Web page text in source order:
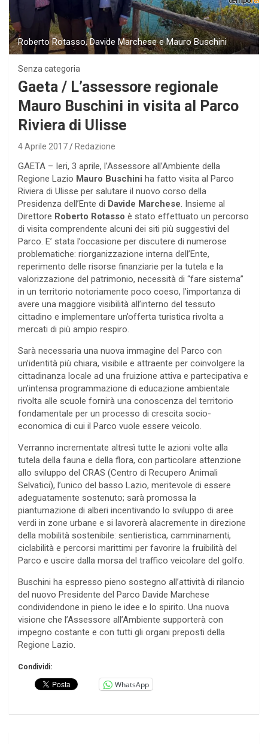
Roberto Rotasso, Davide Marchese e Mauro Buschini
Senza categoria
Gaeta / L’assessore regionale
Mauro Buschini in visita al Parco
Riviera di Ulisse
4 Aprile 2017 Redazione
GAETA – Ieri, 3 aprile, l’Assessore all’Ambiente della
Regione Lazio Mauro Buschini ha fatto visita al Parco
Riviera di Ulisse per salutare il nuovo corso della
Presidenza dell’Ente di Davide Marchese. Insieme al
Direttore Roberto Rotasso è stato effettuato un percorso
di visita comprendente alcuni dei siti più suggestivi del
Parco. E’ stata l’occasione per discutere di numerose
problematiche: riorganizzazione interna dell’Ente,
reperimento delle risorse finanziarie per la tutela e la
valorizzazione del patrimonio, necessità di “fare sistema”
in un territorio notoriamente poco coeso, l’importanza di
avere una maggiore visibilità all’interno del tessuto
cittadino e implementare un’offerta turistica rivolta a
mercati di più ampio respiro.
Sarà necessaria una nuova immagine del Parco con
un’identità più chiara, visibile e attraente per coinvolgere la
cittadinanza locale ad una fruizione attiva e partecipativa e
un’intensa programmazione di educazione ambientale
rivolta alle scuole fornirà una conoscenza del territorio
fondamentale per un processo di crescita socio-
economica di cui il Parco vuole essere veicolo.
Verranno incrementate altresì tutte le azioni volte alla
tutela della fauna e della flora, con particolare attenzione
allo sviluppo del CRAS (Centro di Recupero Animali
Selvatici), l’unico del basso Lazio, meritevole di essere
adeguatamente sostenuto; sarà promossa la
piantumazione di alberi incentivando lo sviluppo di aree
verdi in zone urbane e si lavorerà alacremente in direzione
della mobilità sostenibile: sentieristica, camminamenti,
ciclabilità e percorsi marittimi per favorire la fruibilità del
Parco e uscire dalla morsa del traffico veicolare del golfo.
Buschini ha espresso pieno sostegno all’attività di rilancio
del nuovo Presidente del Parco Davide Marchese
condividendone in pieno le idee e lo spirito. Una nuova
visione che l’Assessore all’Ambiente supporterà con
impegno costante e con tutti gli organi preposti della
Regione Lazio.
Condividi:
WhatsApp